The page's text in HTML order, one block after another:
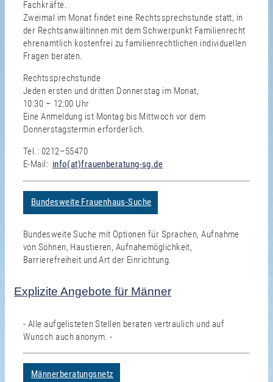
Fachkräfte.
Zweimal im Monat findet eine Rechtssprechstunde statt, in
der Rechtsanwältinnen mit dem Schwerpunkt Familienrecht
ehrenamtlich kostenfrei zu familienrechtlichen individuellen
Fragen beraten.
Rechtssprechstunde
Jeden ersten und dritten Donnerstag im Monat,
10:30 – 12:00 Uhr
Eine Anmeldung ist Montag bis Mittwoch vor dem
Donnerstagstermin erforderlich.
Tel.: 0212–55470
E-Mail: info(at)frauenberatung-sg.de
Bundesweite Frauenhaus-Suche
Bundesweite Suche mit Optionen für Sprachen, Aufnahme
von Söhnen, Haustieren, Aufnahemöglichkeit,
Barrierefreiheit und Art der Einrichtung.
Explizite Angebote für Männer
- Alle aufgelisteten Stellen beraten vertraulich und auf
Wunsch auch anonym. -
Männerberatungsnetz